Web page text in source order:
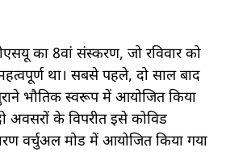
का 8वां संस्करण, जो रविवार को
था। सबसे पहले, दो साल बाद
भौतिक स्वरूप में आयोजित किया
अवसरों के विपरीत इसे कोविड
वर्चुअल मोड में आयोजित किया गया